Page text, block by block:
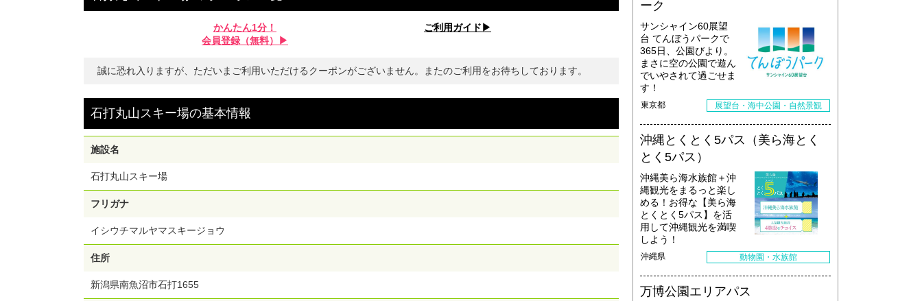
かんたん1分！
会員登録（無料）▶︎
ご利用ガイド▶︎
誠に恐れ入りますが、ただいまご利用いただけるクーポンがございません。またのご利用をお待ちしております。
石打丸山スキー場の基本情報
施設名
石打丸山スキー場
フリガナ
イシウチマルヤマスキージョウ
住所
新潟県南魚沼市石打1655
ーク
サンシャイン60展望
台 てんぼうパークで
365日、公園びより。
まさに空の公園で遊ん
でいやされて過ごせま
す！
東京都 展望台・海中公園・自然景観
沖縄とくとく5パス（美ら海とく
とく5パス）
沖縄美ら海水族館＋沖
縄観光をまるっと楽し
める！お得な【美ら海
とくとく5パス】を活
用して沖縄観光を満喫
しよう！
沖縄県 動物園・水族館
万博公園エリアパス